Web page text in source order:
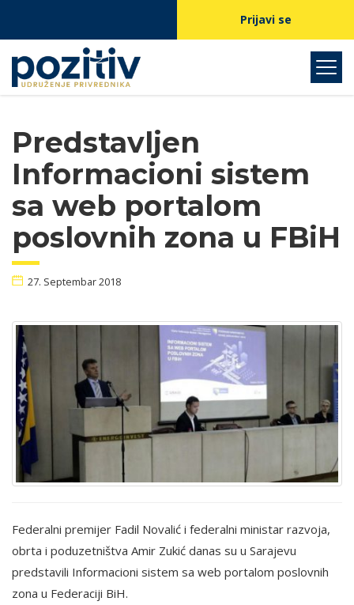
Prijavi se
Predstavljen
Informacioni sistem
sa web portalom
poslovnih zona u FBiH
27. Septembar 2018
Federalni premijer Fadil Novalić i federalni ministar razvoja,
obrta i poduzetništva Amir Zukić danas su u Sarajevu
predstavili Informacioni sistem sa web portalom poslovnih
zona u Federaciji BiH.